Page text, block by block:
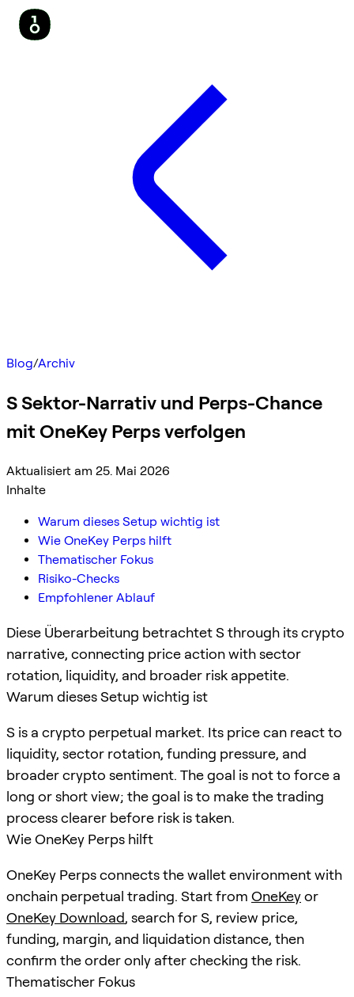
Blog/Archiv
S Sektor-Narrativ und Perps-Chance
mit OneKey Perps verfolgen
Aktualisiert am 25. Mai 2026
Inhalte
Warum dieses Setup wichtig ist
Wie OneKey Perps hilft
Thematischer Fokus
Risiko-Checks
Empfohlener Ablauf
Diese Überarbeitung betrachtet S through its crypto
narrative, connecting price action with sector
rotation, liquidity, and broader risk appetite.
Warum dieses Setup wichtig ist
S is a crypto perpetual market. Its price can react to
liquidity, sector rotation, funding pressure, and
broader crypto sentiment. The goal is not to force a
long or short view; the goal is to make the trading
process clearer before risk is taken.
Wie OneKey Perps hilft
OneKey Perps connects the wallet environment with
onchain perpetual trading. Start from OneKeyor
OneKey Download, search for S, review price,
funding, margin, and liquidation distance, then
confirm the order only after checking the risk.
Thematischer Fokus